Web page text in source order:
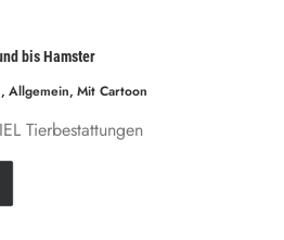
bis Hamster
, Allgemein, Mit Cartoon
Tierbestattungen